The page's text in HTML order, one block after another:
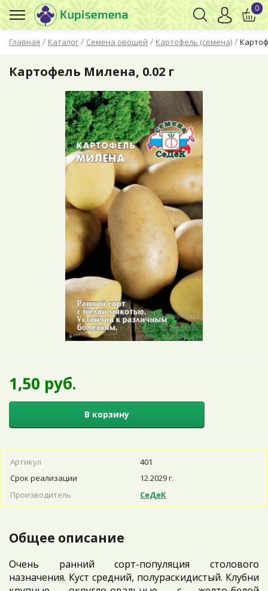
Главная / Каталог / Семена овощей / Картофель (семена) /
0
Картофель Милена, 0.02 г
1,50 руб.
В корзину
Артикул
401
Срок реализации
12.2029 г.
Производитель
СеДеК
Общее описание
Очень ранний сорт-популяция столового
назначения. Куст средний, полураскидистый. Клубни